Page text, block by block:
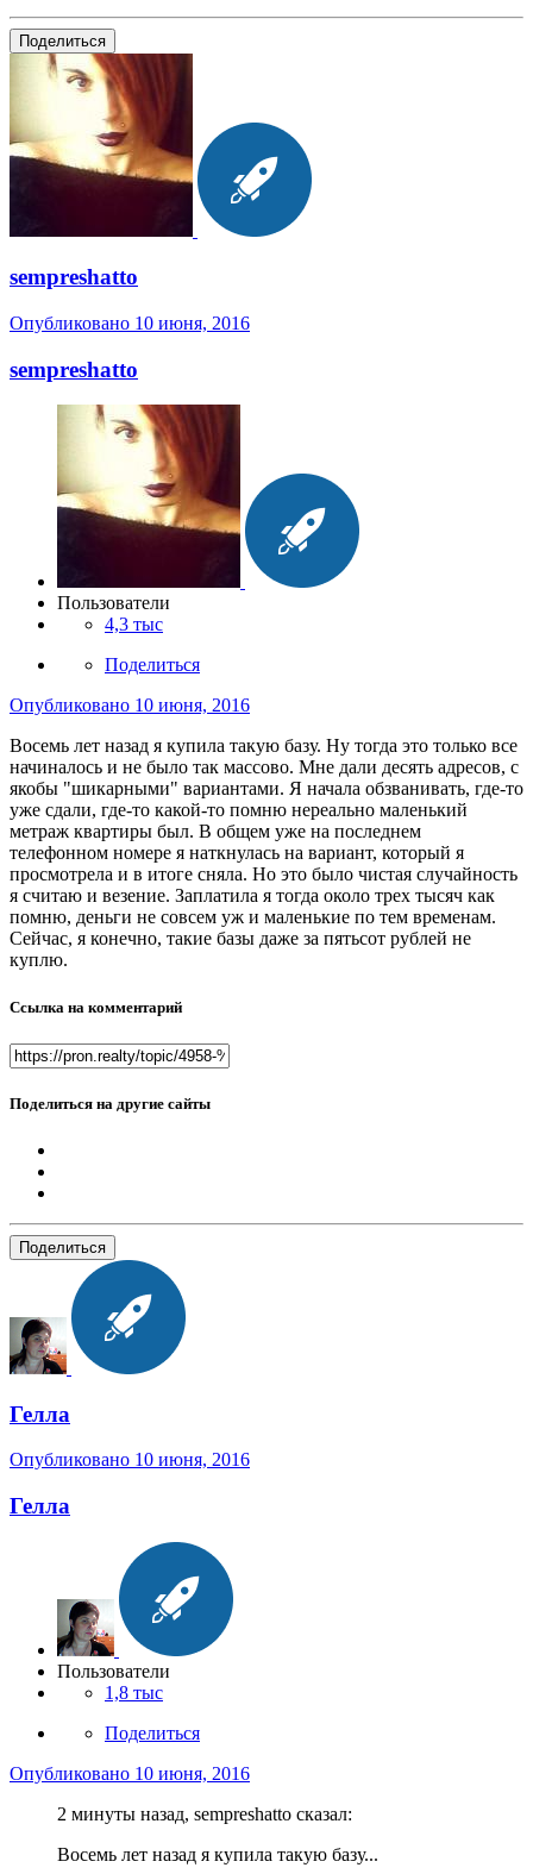
Поделиться
sempreshatto
Опубликовано 10 июня, 2016
sempreshatto
Пользователи
4,3 тыс
Поделиться
Опубликовано 10 июня, 2016
Восемь лет назад я купила такую базу. Ну тогда это только все
начиналось и не было так массово. Мне дали десять адресов, с
якобы "шикарными" вариантами. Я начала обзванивать, где-то
уже сдали, где-то какой-то помню нереально маленький
метраж квартиры был. В общем уже на последнем
телефонном номере я наткнулась на вариант, который я
просмотрела и в итоге сняла. Но это было чистая случайность
я считаю и везение. Заплатила я тогда около трех тысяч как
помню, деньги не совсем уж и маленькие по тем временам.
Сейчас, я конечно, такие базы даже за пятьсот рублей не
куплю.
Ссылка на комментарий
Поделиться на другие сайты
Поделиться
Гелла
Опубликовано 10 июня, 2016
Гелла
Пользователи
1,8 тыс
Поделиться
Опубликовано 10 июня, 2016
2 минуты назад, sempreshatto сказал:
Восемь лет назад я купила такую базу...